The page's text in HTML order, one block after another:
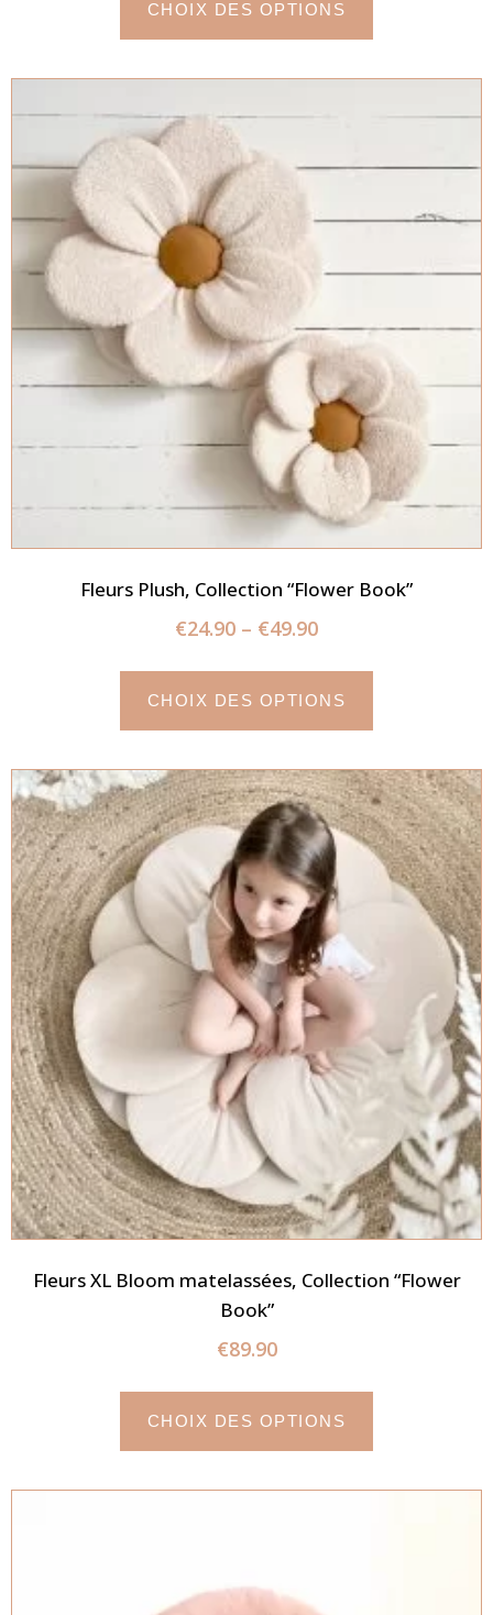
CHOIX DES OPTIONS
Fleurs Plush, Collection “Flower Book”
€24.90 – €49.90
CHOIX DES OPTIONS
Fleurs XL Bloom matelassées, Collection “Flower
Book”
€89.90
CHOIX DES OPTIONS